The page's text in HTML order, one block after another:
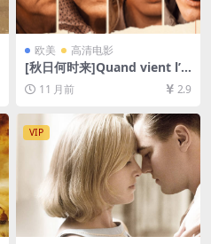
欧美 高清电影
[秋日何时来]Quand vient l’a
utomne (2024)[百度网盘+夸
克网盘1080P超清未删减资源]
[网盘在线播放/下载][MP4/6.
8GB][中文字幕]
11 月前 2.9
VIP